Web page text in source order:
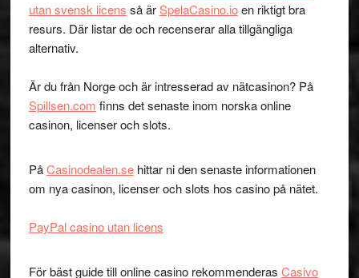
utan svensk licens så ärSpelaCasino.ioen riktigt bra
resurs. Där listar de och recenserar alla tillgängliga
alternativ.
Är du från Norge och är intresserad av nätcasinon? På
Spillsen.com finns det senaste inom norska online
casinon, licenser och slots.
PåCasinodealen.sehittar ni den senaste informationen
om nya casinon, licenser och slots hos casino på nätet.
PayPal casino utan licens
För bäst guide till online casino rekommenderas Casivo